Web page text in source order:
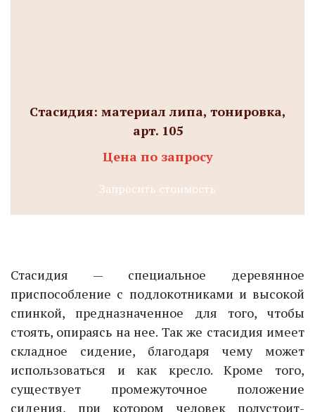
Стасидия: материал липа, тонировка,
арт. 105
Цена по запросу
Запросить стоимость
Стасидия — специальное деревянное
приспособление с подлокотниками и высокой
спинкой, предназначенное для того, чтобы
стоять, опираясь на нее. Так же стасидия имеет
складное сидение, благодаря чему может
использоваться и как кресло. Кроме того,
существует промежуточное положение
сидения, при котором человек полустоит-